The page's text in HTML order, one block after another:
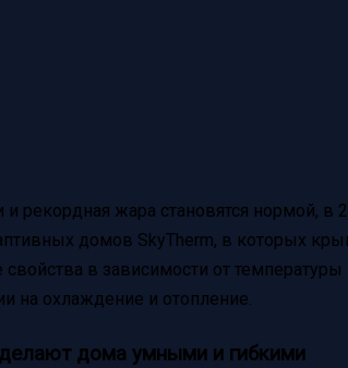
и рекордная жара становятся нормой, в
домов SkyTherm, в которых
в зависимости от температуры
на охлаждение и отопление.
дома умными и гибкими